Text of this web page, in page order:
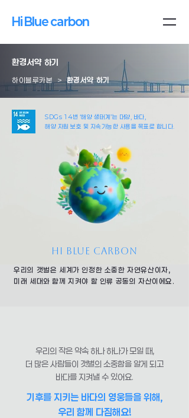
Hi Blue carbon
환경서약 하기
하이블루카본 >환경서약 하기
SDGs 14번 ‘해양 생태계’는 대양, 바다,
해양 자원 보호 및 지속가능한 사용을 목표로 합니다.
Hi Blue carbon
우리의 갯벌은 세계가 인정한 소중한 자연유산이자,
미래 세대와 함께 지켜야 할 인류 공동의 자산이에요.
우리의 작은 약속 하나 하나가 모일 때,
더 많은 사람들이 갯벌의 소중함을 알게 되고
바다를 지켜낼 수 있어요.
기후를 지키는 바다의 영웅들을 위해,
우리 함께 다짐해요!